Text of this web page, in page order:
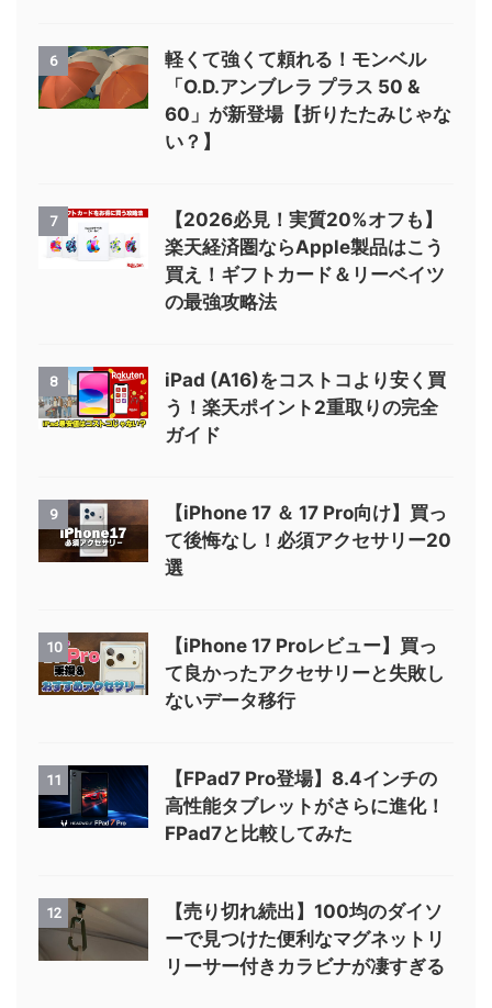
6
軽くて強くて頼れる！モンベル
「O.D.アンブレラ プラス 50 &
60」が新登場【折りたたみじゃな
い？】
7
【2026必見！実質20%オフも】
楽天経済圏ならApple製品はこう
買え！ギフトカード＆リーベイツ
の最強攻略法
8
iPad (A16)をコストコより安く買
う！楽天ポイント2重取りの完全
ガイド
9
【iPhone 17 ＆ 17 Pro向け】買っ
て後悔なし！必須アクセサリー20
選
10
【iPhone 17 Proレビュー】買っ
て良かったアクセサリーと失敗し
ないデータ移行
11
【FPad7 Pro登場】8.4インチの
高性能タブレットがさらに進化！
FPad7と比較してみた
12
【売り切れ続出】100均のダイソ
ーで見つけた便利なマグネットリ
リーサー付きカラビナが凄すぎる